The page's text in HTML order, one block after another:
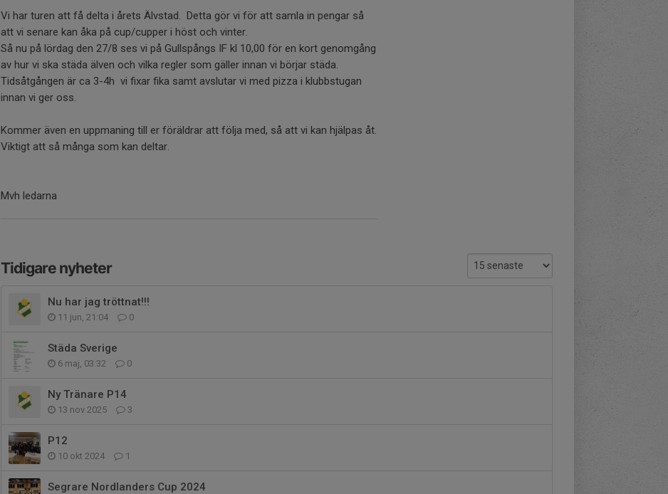
Vi har turen att få delta i årets Älvstad. Detta gör vi för att samla in pengar så
att vi senare kan åka på cup/cupper i höst och vinter.
Så nu på lördag den 27/8 ses vi på Gullspångs IF kl 10,00 för en kort genomgång
av hur vi ska städa älven och vilka regler som gäller innan vi börjar städa.
Tidsåtgången är ca 3-4h vi fixar fika samt avslutar vi med pizza i klubbstugan
innan vi ger oss.
Kommer även en uppmaning till er föräldrar att följa med, så att vi kan hjälpas åt.
Viktigt att så många som kan deltar.
Mvh ledarna
Tidigare nyheter
Nu har jag tröttnat!!!
11 jun, 21:04 0
Städa Sverige
6 maj, 03:32 0
Ny Tränare P14
13 nov 2025 3
P12
10 okt 2024 1
Segrare Nordlanders Cup 2024